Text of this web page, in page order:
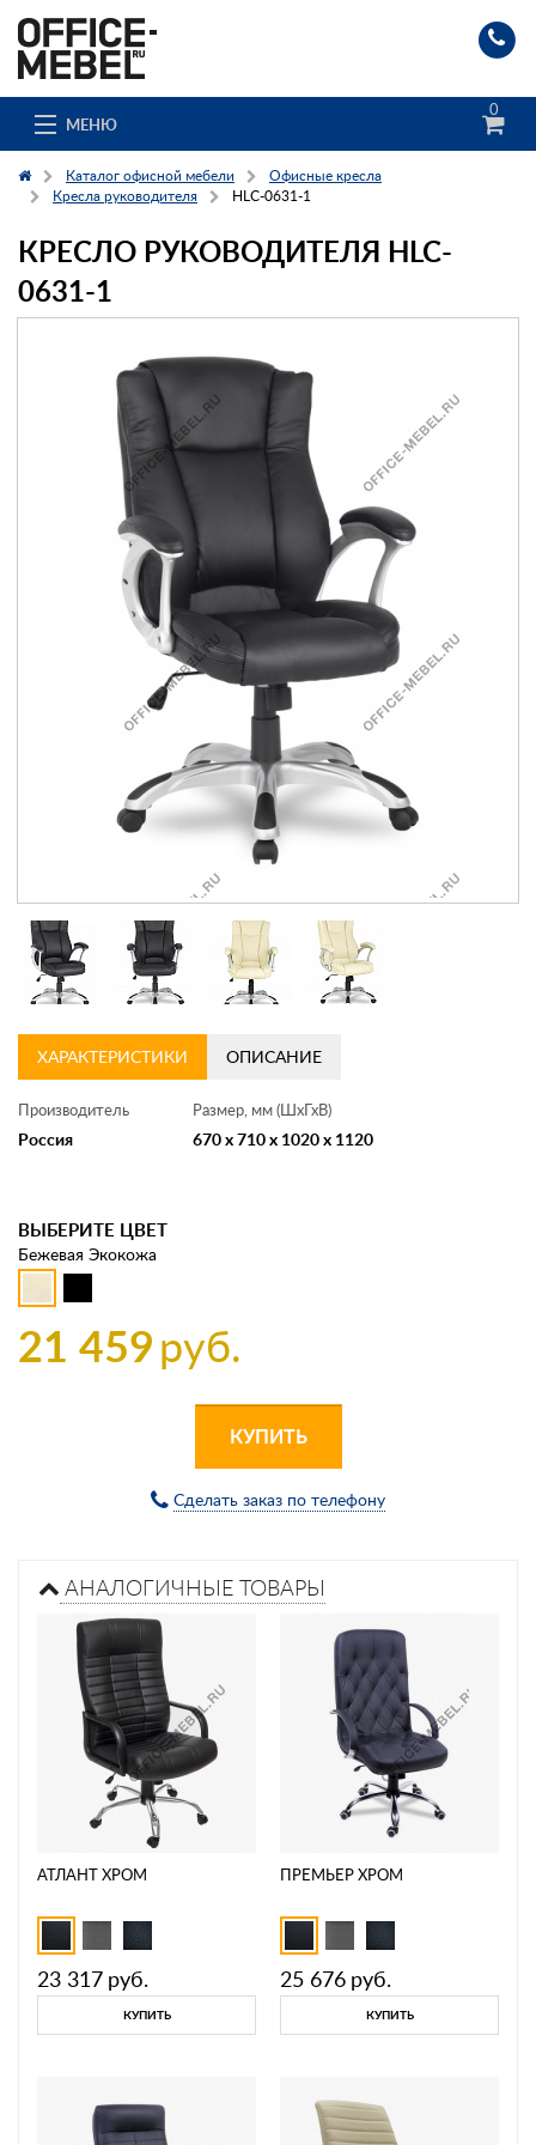
МЕНЮ
0
Каталог
О компании
Гос. заказчикам
Заказ каталога
Заказать обратный звонок
Каталог офисной мебели
Офисные кресла
Кресла руководителя
HLC-0631-1
КРЕСЛО РУКОВОДИТЕЛЯ HLC-
0631-1
ХАРАКТЕРИСТИКИ ОПИСАНИЕ
Производитель
Россия
Размер, мм (ШхГхВ)
670 x 710 x 1020 x 1120
ВЫБЕРИТЕ ЦВЕТ
Бежевая Экокожа
21 459руб.
КУПИТЬ
Сделать заказ по телефону
АНАЛОГИЧНЫЕ ТОВАРЫ
АТЛАНТ ХРОМ
23 317 руб.
КУПИТЬ
ПРЕМЬЕР ХРОМ
25 676 руб.
КУПИТЬ